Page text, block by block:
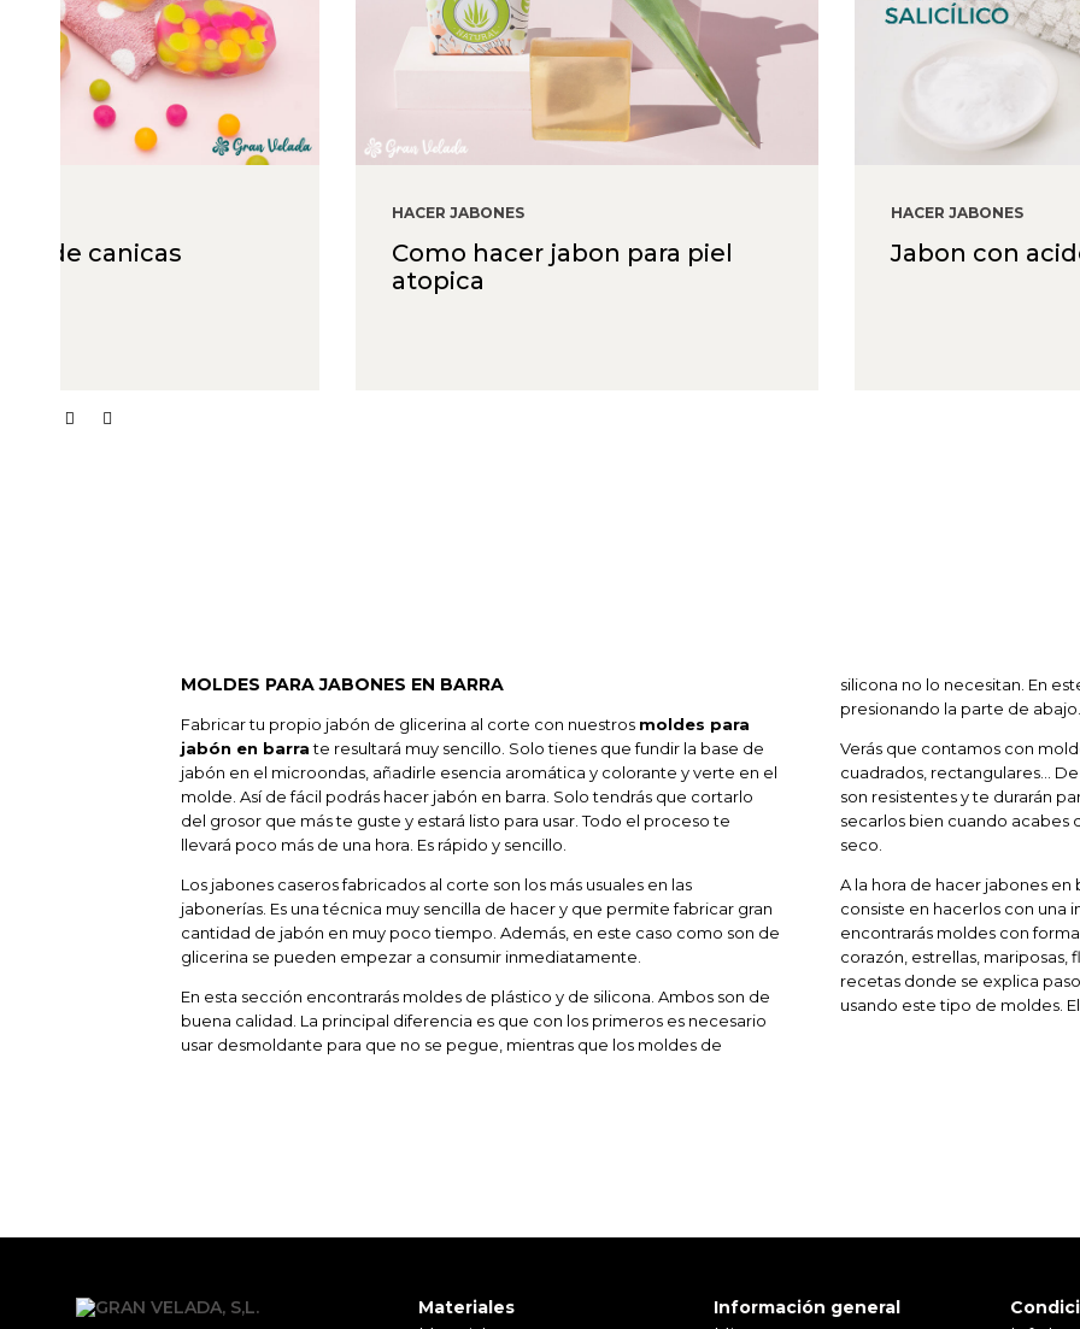
Como hacer jabon para piel
Jabon con acido salicilico
MOLDES PARA JABONES EN BARRA
Fabricar tu propio jabón de glicerina al corte con nuestros moldes para
jabón en barrate resultará muy sencillo. Solo tienes que fundir la base de
jabón en el microondas, añadirle esencia aromática y colorante y verte en el
molde. Así de fácil podrás hacer jabón en barra. Solo tendrás que cortarlo
del grosor que más te guste y estará listo para usar. Todo el proceso te
llevará poco más de una hora. Es rápido y sencillo.
Los jabones caseros fabricados al corte son los más usuales en las
jabonerías. Es una técnica muy sencilla de hacer y que permite fabricar gran
cantidad de jabón en muy poco tiempo. Además, en este caso como son de
glicerina se pueden empezar a consumir inmediatamente.
En esta sección encontrarás moldes de plástico y de silicona. Ambos son de
buena calidad. La principal diferencia es que con los primeros es necesario
usar desmoldante para que no se pegue, mientras que los moldes de
silicona no lo necesitan. En
presionando la parte de abajo.
Verás que contamos con
cuadrados, rectangulares…
son resistentes y te durarán
secarlos bien cuando acabes
seco.
A la hora de hacer jabones
consiste en hacerlos con una
encontrarás moldes con
corazón, estrellas, mariposas,
recetas donde se explica
usando este tipo de moldes.
Materiales
Información general